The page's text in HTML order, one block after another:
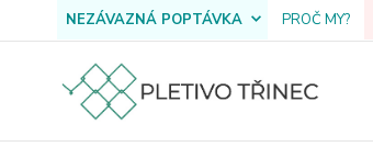
NEZÁVAZNÁ POPTÁVKA PROČ MY?